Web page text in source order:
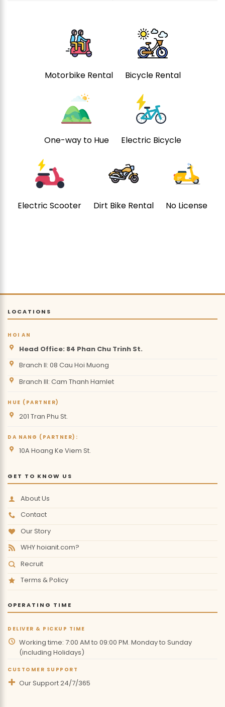
Motorbike Rental Bicycle Rental
One-way to Hue Electric Bicycle
Electric Scooter Dirt Bike Rental No License
LOCATIONS
HOI AN
Head Office: 84 Phan Chu Trinh St.
Branch II: 08 Cau Hoi Muong
Branch III: Cam Thanh Hamlet
HUE (PARTNER)
201 Tran Phu St.
DA NANG (PARTNER):
10A Hoang Ke Viem St.
GET TO KNOW US
About Us
Contact
Our Story
WHY hoianit.com?
Recruit
Terms & Policy
OPERATING TIME
DELIVER & PICKUP TIME
Working time: 7:00 AM to 09:00 PM. Monday to Sunday
(including Holidays)
CUSTOMER SUPPORT
Our Support 24/7/365